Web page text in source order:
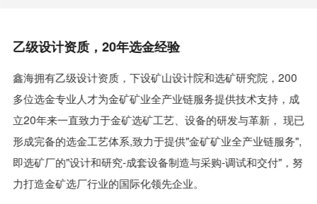
乙级设计资质，20年选金经验
鑫海拥有乙级设计资质，下设矿山设计院和选矿研究院，200
多位选金专业人才为金矿矿业全产业链服务提供技术支持，成
立20年来一直致力于金矿选矿工艺、设备的研发与革新， 现已
形成完备的选金工艺体系,致力于提供"金矿矿业全产业链服务",
即选矿厂的"设计和研究-成套设备制造与采购-调试和交付"，努
力打造金矿选厂行业的国际化领先企业。